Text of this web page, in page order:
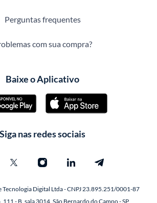
Perguntas frequentes
com sua compra?
Baixe o Aplicativo
Siga nas redes sociais
Tecnologia Digital Ltda - CNPJ 23.895.251/0001-87
111 - B, sala 3014, São Bernardo do Campo - SP